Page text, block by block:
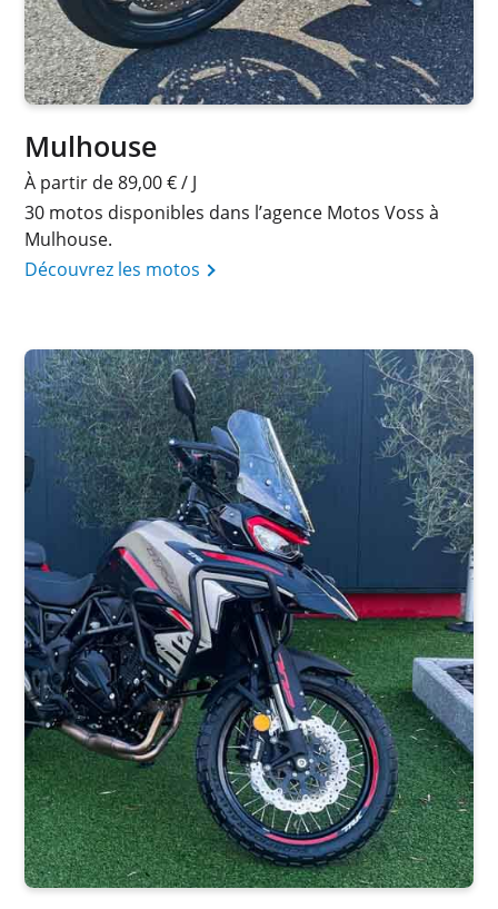
Mulhouse
À partir de 89,00 € / J
30 motos disponibles dans l’agence Motos Voss à
Mulhouse.
Découvrez les motos